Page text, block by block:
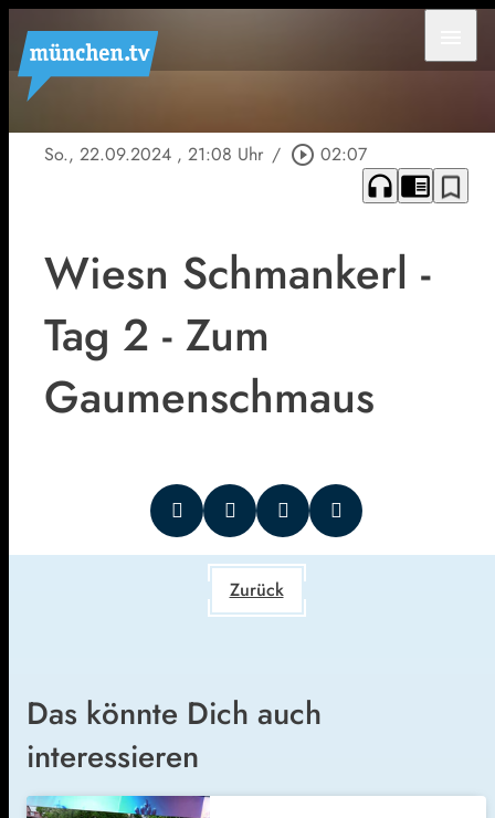
So., 22.09.2024 , 21:08 Uhr / play_circle_outline 02:07
headphones chrome_reader_mode bookmark_border
Wiesn Schmankerl -
Tag 2 - Zum
Gaumenschmaus
Zurück
Das könnte Dich auch
interessieren